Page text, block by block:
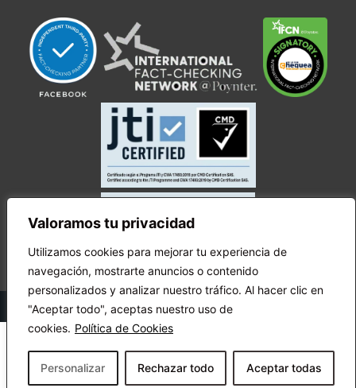
Valoramos tu privacidad
Utilizamos cookies para mejorar tu experiencia de
navegación, mostrarte anuncios o contenido
personalizados y analizar nuestro tráfico. Al hacer clic en
"Aceptar todo", aceptas nuestro uso de
cookies. Política de Cookies
Personalizar Rechazar todo Aceptar todas
© Copyright Ecuador Chequea 2025.